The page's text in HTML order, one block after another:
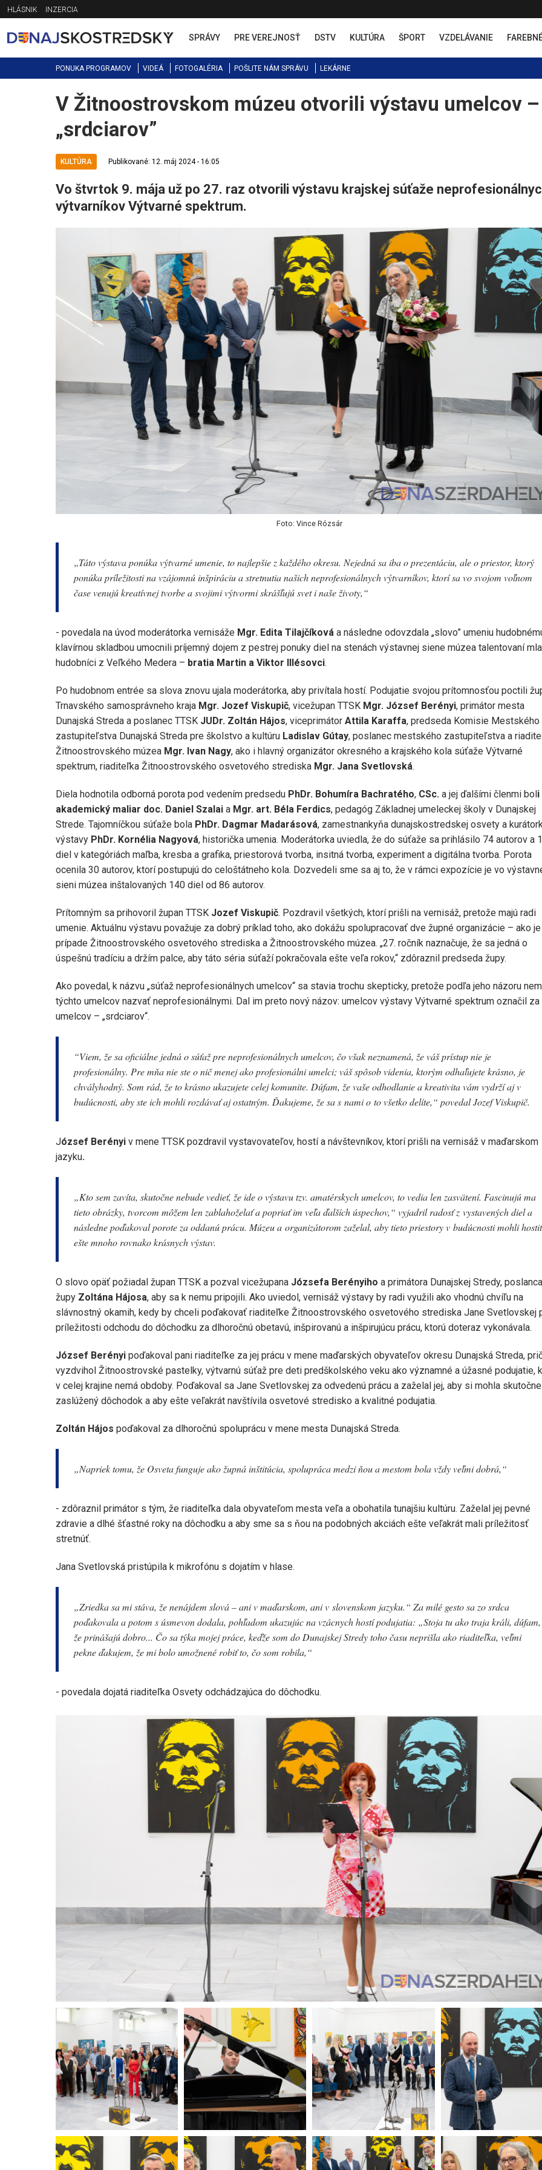
Jump
to
navigation
HLÁSNIK INZERCIA
SPRÁVY PRE VEREJNOSŤ DSTV KULTÚRA ŠPORT VZDELÁVANIE
PONUKA PROGRAMOV VIDEÁ FOTOGALÉRIA POŠLITE NÁM SPRÁVU LEKÁRNE
Back
to
V Žitnoostrovskom múzeu otvorili výstavu umelcov –
„srdciarov”
KULTÚRA Publikované: 12. máj 2024 - 16:05
Vo štvrtok 9. mája už po 27. raz otvorili výstavu krajskej súťaže
výtvarníkov Výtvarné spektrum.
Foto: Vince Rózsár
„Táto výstava ponúka výtvarné umenie, to najlepšie z každého okresu. Nejedná sa iba o prezentáciu, ale o priestor, ktorý
ponúka príležitosti na vzájomnú inšpiráciu a stretnutia našich neprofesionálnych výtvarníkov, ktorí sa vo svojom voľnom
čase venujú kreatívnej tvorbe a svojimi výtvormi skrášľujú svet i naše životy,“
- povedala na úvod moderátorka vernisáže Mgr. Edita Tilajčíkováa následne odovzdala „slovo” umeniu
klavírnou skladbou umocnili príjemný dojem z pestrej ponuky diel na stenách výstavnej siene múzea talentovaní
hudobníci z Veľkého Medera – bratia Martin a Viktor Illésovci.
Po hudobnom entrée sa slova znovu ujala moderátorka, aby privítala hostí. Podujatie svojou prítomnosťou poctili
Trnavského samosprávneho kraja Mgr. Jozef Viskupič, vicežupan TTSKMgr. József Berényi, primátor mesta
Dunajská Streda a poslanec TTSK JUDr. Zoltán Hájos, viceprimátor Attila Karaffa, predseda Komisie Mestského
zastupiteľstva Dunajská Streda pre školstvo a kultúru Ladislav Gútay, poslanec mestského zastupiteľstva a
Žitnoostrovského múzea Mgr. Ivan Nagy, ako i hlavný organizátor okresného a krajského kola súťaže Výtvarné
spektrum, riaditeľka Žitnoostrovského osvetového strediska Mgr. Jana Svetlovská.
Diela hodnotila odborná porota pod vedením predsedu PhDr. Bohumíra Bachratého,CSc.a jej ďalšími členmi boli
akademický maliar doc. Daniel Szalaia Mgr. art. Béla Ferdics, pedagóg Základnej umeleckej školy v Dunajskej
Strede. Tajomníčkou súťaže bolaPhDr. Dagmar Madarásová, zamestnankyňa dunajskostredskej osvety a
výstavyPhDr. Kornélia Nagyová, historička umenia. Moderátorka uviedla, že do súťaže sa prihlásilo 74 autorov a
diel v kategóriách maľba, kresba a grafika, priestorová tvorba, insitná tvorba, experiment a digitálna tvorba. Porota
ocenila 30 autorov, ktorí postupujú do celoštátneho kola. Dozvedeli sme sa aj to, že v rámci expozície je vo
sieni múzea inštalovaných 140 diel od 86 autorov.
Prítomným sa prihovoril župan TTSK Jozef Viskupič. Pozdravil všetkých, ktorí prišli na vernisáž, pretože majú radi
umenie. Aktuálnu výstavu považuje za dobrý príklad toho, ako dokážu spolupracovať dve župné organizácie – ako
prípade Žitnoostrovského osvetového strediska a Žitnoostrovského múzea. „27. ročník naznačuje, že sa jedná o
úspešnú tradíciu a držím palce, aby táto séria súťaží pokračovala ešte veľa rokov,“ zdôraznil predseda župy.
Ako povedal, k názvu „súťaž neprofesionálnych umelcov“ sa stavia trochu skepticky, pretože podľa jeho názoru
týchto umelcov nazvať neprofesionálnymi. Dal im preto nový názov: umelcov výstavy Výtvarné spektrum označil za
umelcov – „srdciarov“.
“Viem, že sa oficiálne jedná o súťaž pre neprofesionálnych umelcov, čo však neznamená, že váš prístup nie je
profesionálny. Pre mňa nie ste o nič menej ako profesionálni umelci; váš spôsob videnia, ktorým odhaľujete krásno, je
chvályhodný. Som rád, že to krásno ukazujete celej komunite. Dúfam, že vaše odhodlanie a kreativita vám vydrží aj v
budúcnosti, aby ste ich mohli rozdávať aj ostatným. Ďakujeme, že sa s nami o to všetko delíte,“ povedal Jozef Viskupič.
József Berényi v mene TTSK pozdravil vystavovateľov, hostí a návštevníkov, ktorí prišli na vernisáž v maďarskom
jazyku.
„Kto sem zavíta, skutočne nebude vedieť, že ide o výstavu tzv. amatérskych umelcov, to vedia len zasvätení. Fascinujú ma
tieto obrázky, tvorcom môžem len zablahoželať a popriať im veľa ďalších úspechov,“ vyjadril radosť z vystavených diel a
následne poďakoval porote za oddanú prácu. Múzeu a organizátorom zaželal, aby tieto priestory v budúcnosti mohli hostiť
ešte mnoho rovnako krásnych výstav.
O slovo opäť požiadal župan TTSK a pozval vicežupana Józsefa Berényiho a primátora Dunajskej Stredy, poslanca
župy Zoltána Hájosa, aby sa k nemu pripojili. Ako uviedol, vernisáž výstavy by radi využili ako vhodnú chvíľu na
slávnostný okamih, kedy by chceli poďakovať riaditeľke Žitnoostrovského osvetového strediska Jane Svetlovskej
príležitosti odchodu do dôchodku za dlhoročnú obetavú, inšpirovanú a inšpirujúcu prácu, ktorú doteraz vykonávala.
József Berényipoďakoval pani riaditeľke za jej prácu v mene maďarských obyvateľov okresu Dunajská Streda,
vyzdvihol Žitnoostrovské pastelky, výtvarnú súťaž pre deti predškolského veku ako významné a úžasné podujatie,
v celej krajine nemá obdoby. Poďakoval sa Jane Svetlovskej za odvedenú prácu a zaželal jej, aby si mohla
zaslúžený dôchodok a aby ešte veľakrát navštívila osvetové stredisko a kvalitné podujatia.
Zoltán Hájos poďakoval za dlhoročnú spoluprácu v mene mesta Dunajská Streda.
„Napriek tomu, že Osveta funguje ako župná inštitúcia, spolupráca medzi ňou a mestom bola vždy veľmi dobrá,“
- zdôraznil primátor s tým, že riaditeľka dala obyvateľom mesta veľa a obohatila tunajšiu kultúru. Zaželal jej pevné
zdravie a dlhé šťastné roky na dôchodku a aby sme sa s ňou na podobných akciách ešte veľakrát mali príležitosť
stretnúť.
Jana Svetlovská pristúpila k mikrofónu s dojatím v hlase.
„Zriedka sa mi stáva, že nenájdem slová – ani v maďarskom, ani v slovenskom jazyku.“ Za milé gesto sa zo srdca
poďakovala a potom s úsmevon dodala, pohľadom ukazujúc na vzácnych hostí podujatia: „Stoja tu ako traja králi, dúfam,
že prinášajú dobro... Čo sa týka mojej práce, keďže som do Dunajskej Stredy toho času neprišla ako riaditeľka, veľmi
pekne ďakujem, že mi bolo umožnené robiť to, čo som robila,“
- povedala dojatá riaditeľka Osvety odchádzajúca do dôchodku.